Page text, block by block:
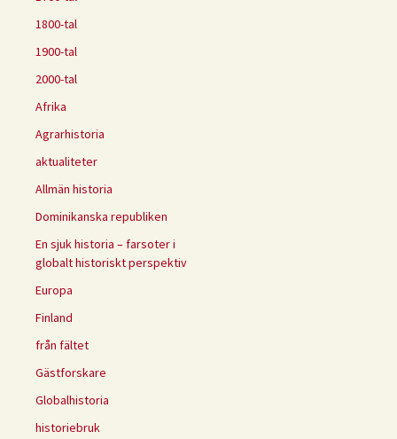
1800-tal
1900-tal
2000-tal
Afrika
Agrarhistoria
aktualiteter
Allmän historia
Dominikanska republiken
En sjuk historia – farsoter i
globalt historiskt perspektiv
Europa
Finland
från fältet
Gästforskare
Globalhistoria
historiebruk